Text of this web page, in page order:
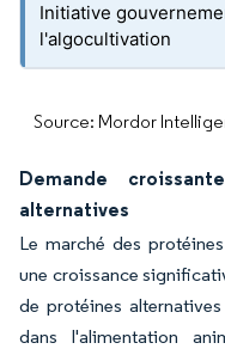
Initiative
l'algocultivation
Source: Mordor
Demande
alternatives
Le marché des
une croissance
de protéines
dans l'alimentation